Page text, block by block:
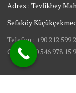
Adres : Tevfikbey
Sefaköy
Telefon : +90 212 599
GSM : +90 546 978 15